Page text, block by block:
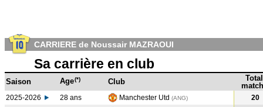
CARRIERE de Noussair MAZRAOUI
Sa carrière en club
Saison Age(*) Club
Total
2025-2026 28 ans Manchester Utd (ANG)
20